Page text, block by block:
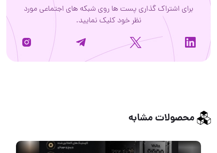
برای اشتراک گذاری پست ها روی شبکه های اجتماعی مورد
نظر خود کلیک نمایید.
محصولات مشابه